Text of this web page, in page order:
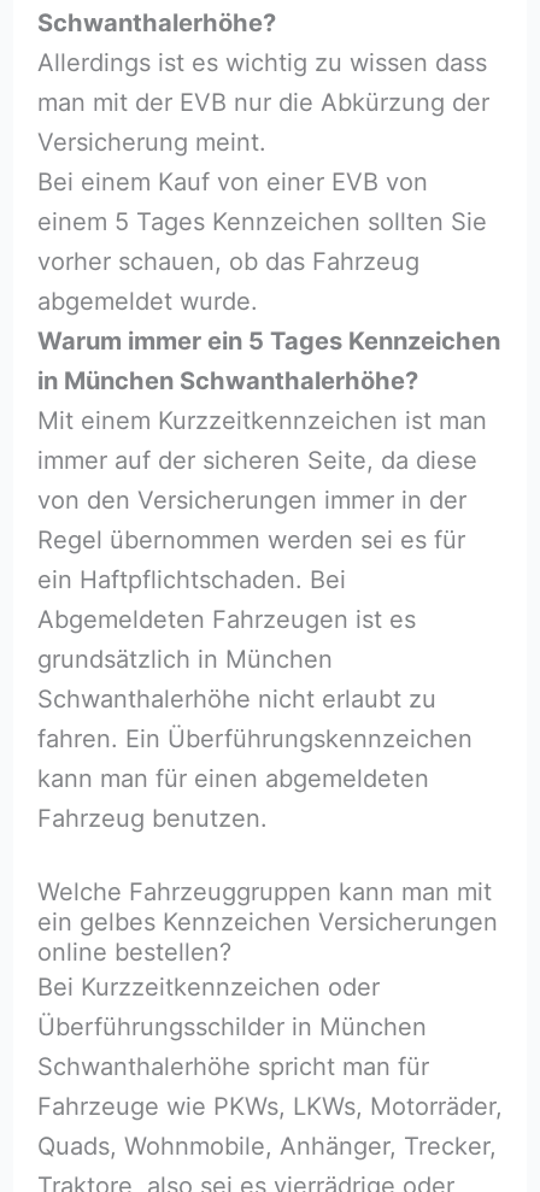
Schwanthalerhöhe?
Allerdings ist es wichtig zu wissen dass
man mit der EVB nur die Abkürzung der
Versicherung meint.
Bei einem Kauf von einer EVB von
einem 5 Tages Kennzeichen sollten Sie
vorher schauen, ob das Fahrzeug
abgemeldet wurde.
Warum immer ein 5 Tages Kennzeichen
in München Schwanthalerhöhe?
Mit einem Kurzzeitkennzeichen ist man
immer auf der sicheren Seite, da diese
von den Versicherungen immer in der
Regel übernommen werden sei es für
ein Haftpflichtschaden. Bei
Abgemeldeten Fahrzeugen ist es
grundsätzlich in München
Schwanthalerhöhe nicht erlaubt zu
fahren. Ein Überführungskennzeichen
kann man für einen abgemeldeten
Fahrzeug benutzen.
Welche Fahrzeuggruppen kann man mit
ein gelbes Kennzeichen Versicherungen
online bestellen?
Bei Kurzzeitkennzeichen oder
Überführungsschilder in München
Schwanthalerhöhe spricht man für
Fahrzeuge wie PKWs, LKWs, Motorräder,
Quads, Wohnmobile, Anhänger, Trecker,
Traktore, also sei es vierrädrige oder